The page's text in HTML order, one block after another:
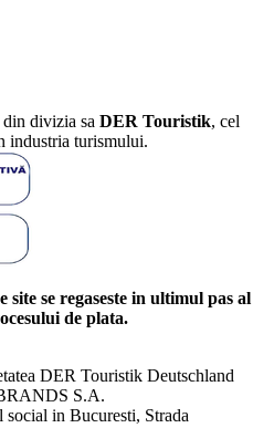
din divizia sa DER Touristik, cel
industria turismului.
se regaseste in ultimul pas al
de plata.
DER Touristik Deutschland
S.A.
in Bucuresti, Strada